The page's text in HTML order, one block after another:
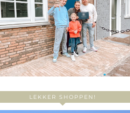
LEKKER SHOPPEN!